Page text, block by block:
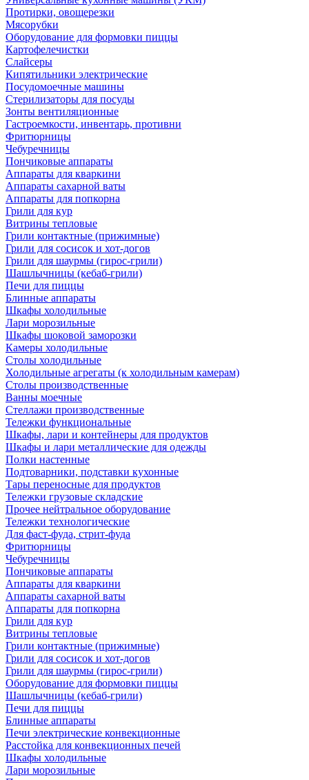
Протирки, овощерезки
Мясорубки
Оборудование для формовки пиццы
Картофелечистки
Слайсеры
Кипятильники электрические
Посудомоечные машины
Стерилизаторы для посуды
Зонты вентиляционные
Гастроемкости, инвентарь, противни
Фритюрницы
Чебуречницы
Пончиковые аппараты
Аппараты для кваркини
Аппараты сахарной ваты
Аппараты для попкорна
Грили для кур
Витрины тепловые
Грили контактные (прижимные)
Грили для сосисок и хот-догов
Грили для шаурмы (гирос-грили)
Шашлычницы (кебаб-грили)
Печи для пиццы
Блинные аппараты
Шкафы холодильные
Лари морозильные
Шкафы шоковой заморозки
Камеры холодильные
Столы холодильные
Холодильные агрегаты (к холодильным камерам)
Столы производственные
Ванны моечные
Стеллажи производственные
Тележки функциональные
Шкафы, лари и контейнеры для продуктов
Шкафы и лари металлические для одежды
Полки настенные
Подтоварники, подставки кухонные
Тары переносные для продуктов
Тележки грузовые складские
Прочее нейтральное оборудование
Тележки технологические
Для фаст-фуда, стрит-фуда
Фритюрницы
Чебуречницы
Пончиковые аппараты
Аппараты для кваркини
Аппараты сахарной ваты
Аппараты для попкорна
Грили для кур
Витрины тепловые
Грили контактные (прижимные)
Грили для сосисок и хот-догов
Грили для шаурмы (гирос-грили)
Оборудование для формовки пиццы
Шашлычницы (кебаб-грили)
Печи для пиццы
Блинные аппараты
Печи электрические конвекционные
Расстойка для конвекционных печей
Шкафы холодильные
Лари морозильные